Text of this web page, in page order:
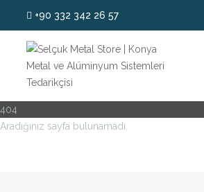
+90 332 342 26 57
404
Aradığınız sayfa bulunamadı.